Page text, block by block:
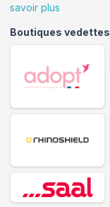
savoir plus
Boutiques vedettes